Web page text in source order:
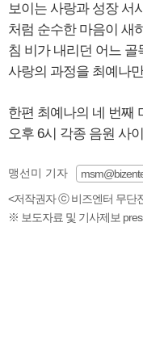
보이는 사랑과 성장 서
처럼 순수한 마음이 새
침 비가 내리던 어느
사랑의 과정을 최예나
한편 최예나의 네 번째
오후 6시 각종 음원 사
맹선미 기자
<저작권자 ⓒ 비즈엔터 무단
※ 보도자료 및 기사제보